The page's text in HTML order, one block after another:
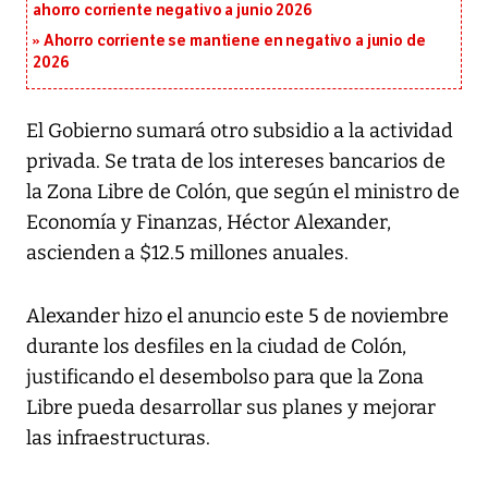
ahorro corriente negativo a junio 2026
Ahorro corriente se mantiene en negativo a junio de
2026
El Gobierno sumará otro subsidio a la actividad
privada. Se trata de los intereses bancarios de
la Zona Libre de Colón, que según el ministro de
Economía y Finanzas, Héctor Alexander,
ascienden a $12.5 millones anuales.
Alexander hizo el anuncio este 5 de noviembre
durante los desfiles en la ciudad de Colón,
justificando el desembolso para que la Zona
Libre pueda desarrollar sus planes y mejorar
las infraestructuras.